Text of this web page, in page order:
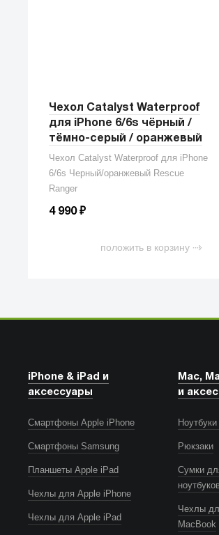
Чехол Catalyst Waterproof
для iPhone 6/6s чёрный /
тёмно-серый / оранжевый
Чехол Catalyst Waterproof для iPhone
6/6s Черный/оранжевый Rescue
Ranger
4 990₽
положить в корзину
iPhone & iPad и
аксессуары
Смартфоны Apple iPhone
Смартфоны Samsung
Планшеты Apple iPad
Чехлы для Apple iPhone
Чехлы для Apple iPad
Mac,
и
Рюкзаки
Сумки
Чехлы
MacBook